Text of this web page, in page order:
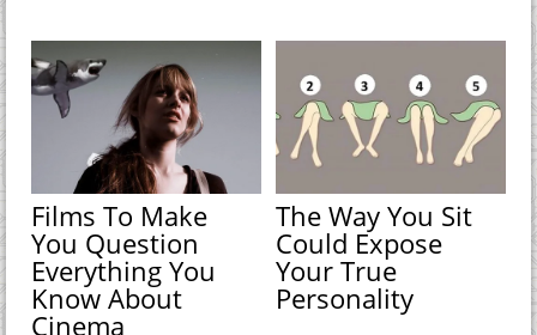
Films To Make
You Question
Everything You
Know About
Cinema
The Way You Sit
Could Expose
Your True
Personality